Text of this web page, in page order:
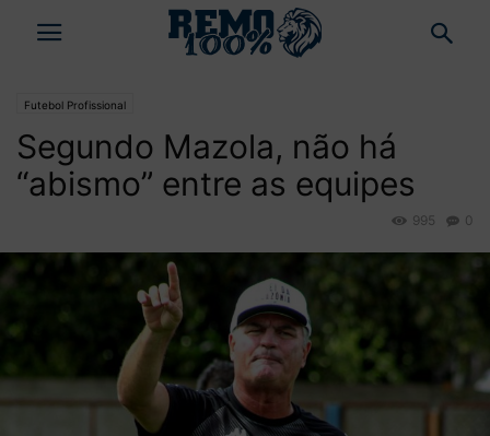
Futebol Profissional
Segundo Mazola, não há
“abismo” entre as equipes
0
995